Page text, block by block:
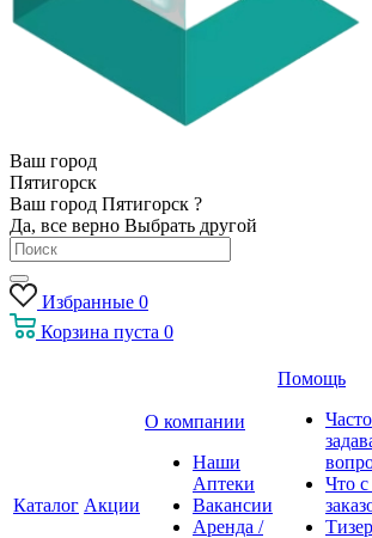
Ваш город
Пятигорск
Ваш город Пятигорск ?
Да, все верно Выбрать другой
Избранные 0
Корзина пуста 0
Каталог Акции
О компании
Наши
Аптеки
Вакансии
Аренда /
Помощь
Часто
Что